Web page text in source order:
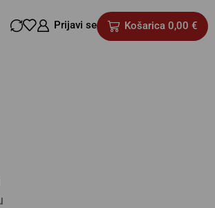
Prijavi se Košarica0,00€